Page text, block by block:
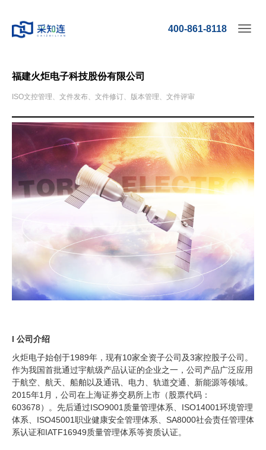
400-861-8118
福建火炬电子科技股份有限公司
ISO文控管理、文件发布、文件修订、版本管理、文件评审
l 公司介绍
火炬电子始创于1989年，现有10家全资子公司及3家控股子公司。
作为我国首批通过宇航级产品认证的企业之一，公司产品广泛应用
于航空、航天、船舶以及通讯、电力、轨道交通、新能源等领域。
2015年1月，公司在上海证券交易所上市（股票代码：
603678）。先后通过ISO9001质量管理体系、ISO14001环境管理
体系、ISO45001职业健康安全管理体系、SA8000社会责任管理体
系认证和IATF16949质量管理体系等资质认证。